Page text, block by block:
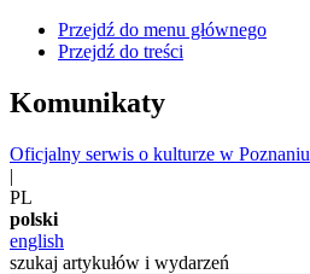
Przejdź do menu głównego
Przejdź do treści
Komunikaty
Oficjalny serwis o kulturze w Poznaniu
|
PL
polski
english
szukaj artykułów i wydarzeń